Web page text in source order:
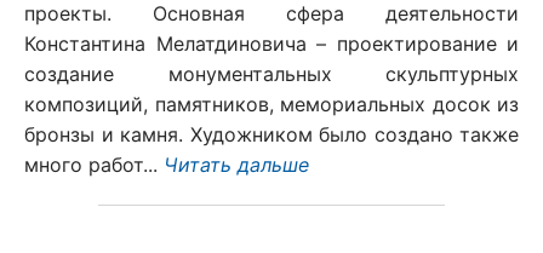
проекты. Основная сфера деятельности
Константина Мелатдиновича – проектирование и
создание монументальных скульптурных
композиций, памятников, мемориальных досок из
бронзы и камня. Художником было создано также
много работ... Читать дальше